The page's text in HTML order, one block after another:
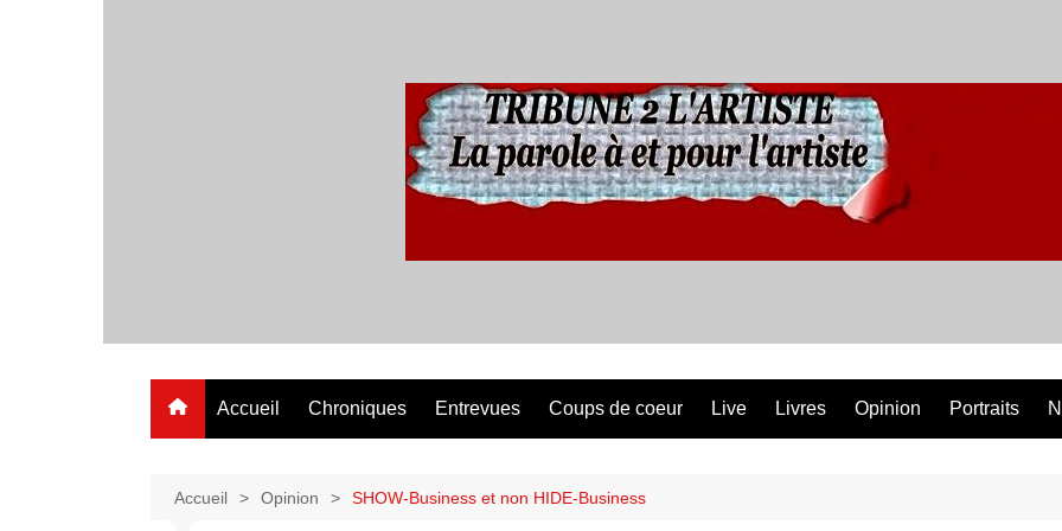
Accueil Chroniques Entrevues Coups de coeur Live Livres Opinion Portraits
Accueil Opinion SHOW-Business et non HIDE-Business